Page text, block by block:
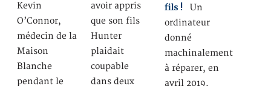
Kevin
O’Connor,
médecin de la
Maison
Blanche
pendant le
avoir appris
que son fils
Hunter
plaidait
coupable
dans deux
fils ! Un
ordinateur
donné
machinalement
à réparer, en
avril 2019,